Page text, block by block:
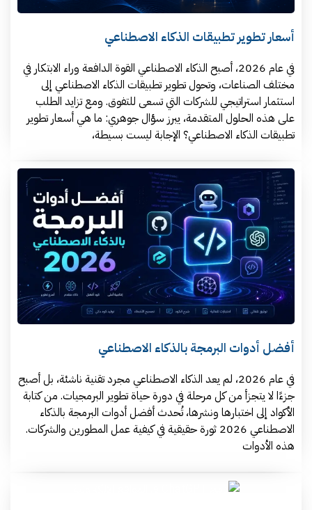
أسعار تطوير تطبيقات الذكاء الاصطناعي
في عام 2026، أصبح الذكاء الاصطناعي القوة الدافعة وراء الابتكار في
مختلف الصناعات، وتحول تطوير تطبيقات الذكاء الاصطناعي إلى
استثمار استراتيجي للشركات التي تسعى للتفوق. ومع تزايد الطلب
على هذه الحلول المتقدمة، يبرز سؤال جوهري: ما هي أسعار تطوير
تطبيقات الذكاء الاصطناعي؟ الإجابة ليست بسيطة،
أفضل أدوات البرمجة بالذكاء الاصطناعي
في عام 2026، لم يعد الذكاء الاصطناعي مجرد تقنية ناشئة، بل أصبح
جزءًا لا يتجزأ من كل مرحلة في دورة حياة تطوير البرمجيات. من كتابة
الأكواد إلى اختبارها ونشرها، تُحدث أفضل أدوات البرمجة بالذكاء
الاصطناعي 2026 ثورة حقيقية في كيفية عمل المطورين والشركات.
هذه الأدوات